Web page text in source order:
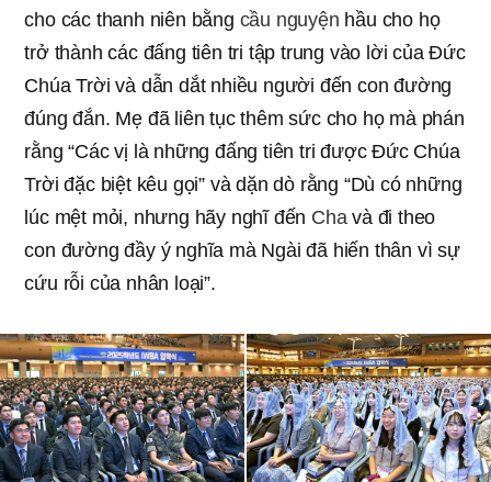
cho các thanh niên bằng cầu nguyện hầu cho họ
trở thành các đấng tiên tri tập trung vào lời của Đức
Chúa Trời và dẫn dắt nhiều người đến con đường
đúng đắn. Mẹ đã liên tục thêm sức cho họ mà phán
rằng “Các vị là những đấng tiên tri được Đức Chúa
Trời đặc biệt kêu gọi” và dặn dò rằng “Dù có những
lúc mệt mỏi, nhưng hãy nghĩ đến Cha và đi theo
con đường đầy ý nghĩa mà Ngài đã hiến thân vì sự
cứu rỗi của nhân loại”.